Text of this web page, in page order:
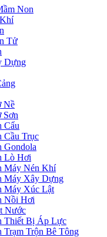
Non
Tử
Dựng
Nề
Sơn
Cẩu
Cầu Trục
Gondola
Lò Hơi
Máy Nén Khí
Máy Xây Dựng
Máy Xúc Lật
Nồi Hơi
Nước
Thiết Bị Áp Lực
Trộn Bê Tông